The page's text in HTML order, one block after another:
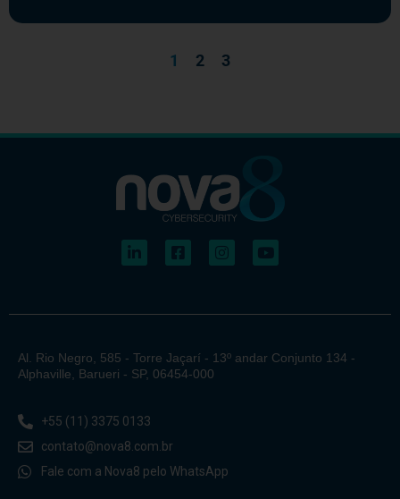
1 2 3
Al. Rio Negro, 585 - Torre Jaçarí - 13º andar Conjunto 134 -
Alphaville, Barueri - SP, 06454-000
+55 (11) 3375 0133
contato@nova8.com.br
Fale com a Nova8 pelo WhatsApp